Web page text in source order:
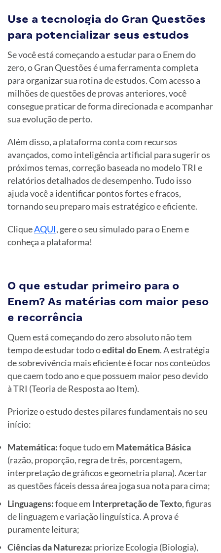
Use a tecnologia do Gran Questões
para potencializar seus estudos
Se você está começando a estudar para o Enem do
zero, o Gran Questões é uma ferramenta completa
para organizar sua rotina de estudos. Com acesso a
milhões de questões de provas anteriores, você
consegue praticar de forma direcionada e acompanhar
sua evolução de perto.
Além disso, a plataforma conta com recursos
avançados, como inteligência artificial para sugerir os
próximos temas, correção baseada no modelo TRI e
relatórios detalhados de desempenho. Tudo isso
ajuda você a identificar pontos fortes e fracos,
tornando seu preparo mais estratégico e eficiente.
CliqueAQUI, gere o seu simulado para o Enem e
conheça a plataforma!
O que estudar primeiro para o
Enem? As matérias com maior peso
e recorrência
Quem está começando do zero absoluto não tem
tempo de estudar todo oedital do Enem. A estratégia
de sobrevivência mais eficiente é focar nos conteúdos
que caem todo ano e que possuem maior peso devido
à TRI (Teoria de Resposta ao Item).
Priorize o estudo destes pilares fundamentais no seu
início:
Matemática:foque tudo em Matemática Básica
(razão, proporção, regra de três, porcentagem,
interpretação de gráficos e geometria plana). Acertar
as questões fáceis dessa área joga sua nota para cima;
Linguagens:foque em Interpretação de Texto, figuras
de linguagem e variação linguística. A prova é
puramente leitura;
Ciências da Natureza: priorize Ecologia (Biologia),